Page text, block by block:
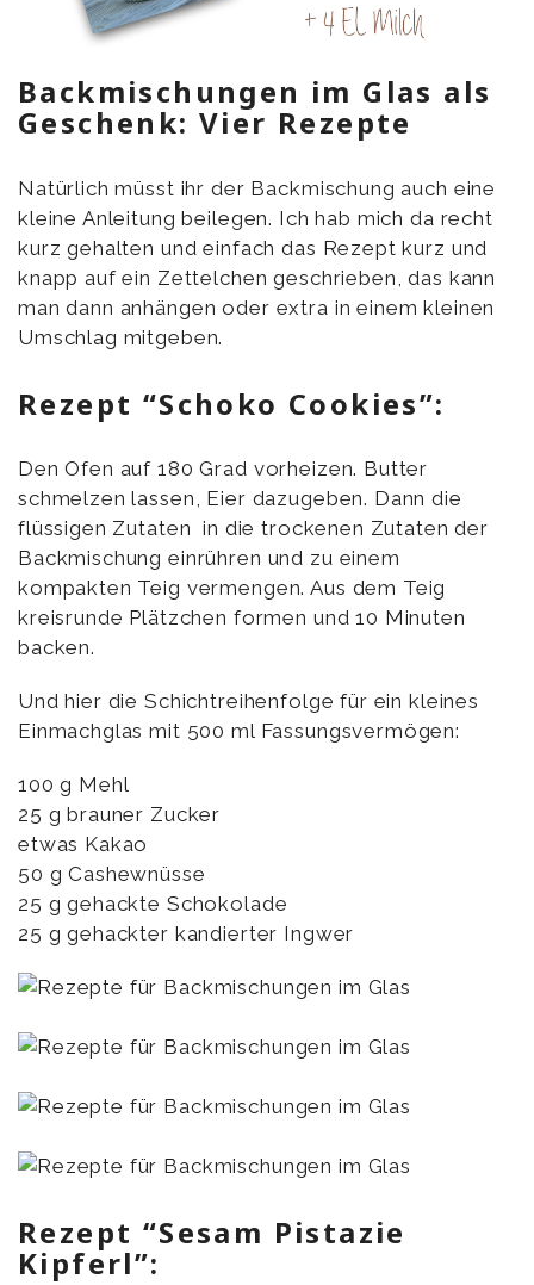
Backmischungen im Glas als
Geschenk: Vier Rezepte
Natürlich müsst ihr der Backmischung auch eine
kleine Anleitung beilegen. Ich hab mich da recht
kurz gehalten und einfach das Rezept kurz und
knapp auf ein Zettelchen geschrieben, das kann
man dann anhängen oder extra in einem kleinen
Umschlag mitgeben.
Rezept “Schoko Cookies”:
Den Ofen auf 180 Grad vorheizen. Butter
schmelzen lassen, Eier dazugeben. Dann die
flüssigen Zutaten in die trockenen Zutaten der
Backmischung einrühren und zu einem
kompakten Teig vermengen. Aus dem Teig
kreisrunde Plätzchen formen und 10 Minuten
backen.
Und hier die Schichtreihenfolge für ein kleines
Einmachglas mit 500 ml Fassungsvermögen:
100 g Mehl
25 g brauner Zucker
etwas Kakao
50 g Cashewnüsse
25 g gehackte Schokolade
25 g gehackter kandierter Ingwer
Rezept “Sesam Pistazie
Kipferl”: